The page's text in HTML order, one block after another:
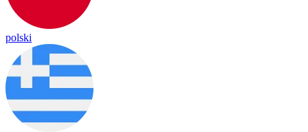
polski